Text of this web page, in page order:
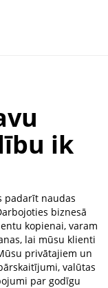
ik
padarīt naudas
biznesā
kopienai, varam
lai mūsu klienti
privātajiem un
valūtas
par godīgu